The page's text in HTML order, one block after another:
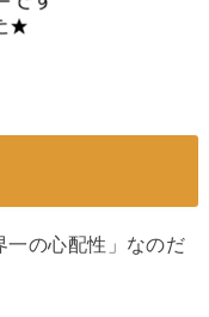
一の心配性」なのだ